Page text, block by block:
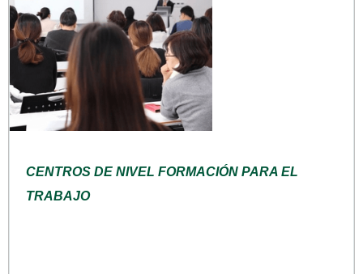
CENTROS DE NIVEL FORMACIÓN PARA EL
TRABAJO